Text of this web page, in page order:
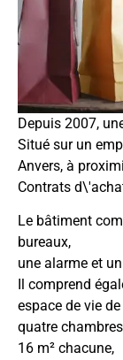
Depuis 2007,
Situé sur un
Anvers, à
Contrats
Le bâtiment
bureaux,
une alarme et
Il comprend
espace de vie de
quatre
16 m² chacune,